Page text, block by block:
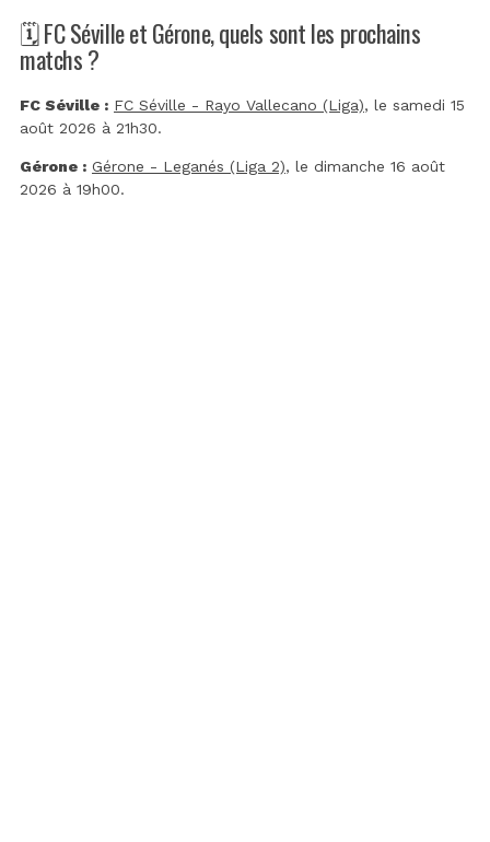
🗓️ FC Séville et Gérone, quels sont les prochains
matchs ?
FC Séville : FC Séville - Rayo Vallecano (Liga), le samedi 15
août 2026 à 21h30.
Gérone : Gérone - Leganés (Liga 2), le dimanche 16 août
2026 à 19h00.